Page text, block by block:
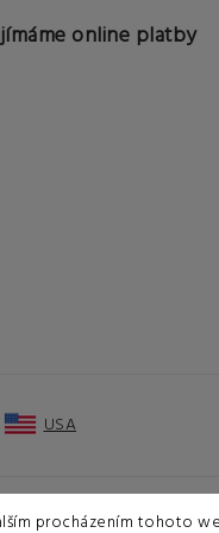
procházením tohoto
online platby
USA